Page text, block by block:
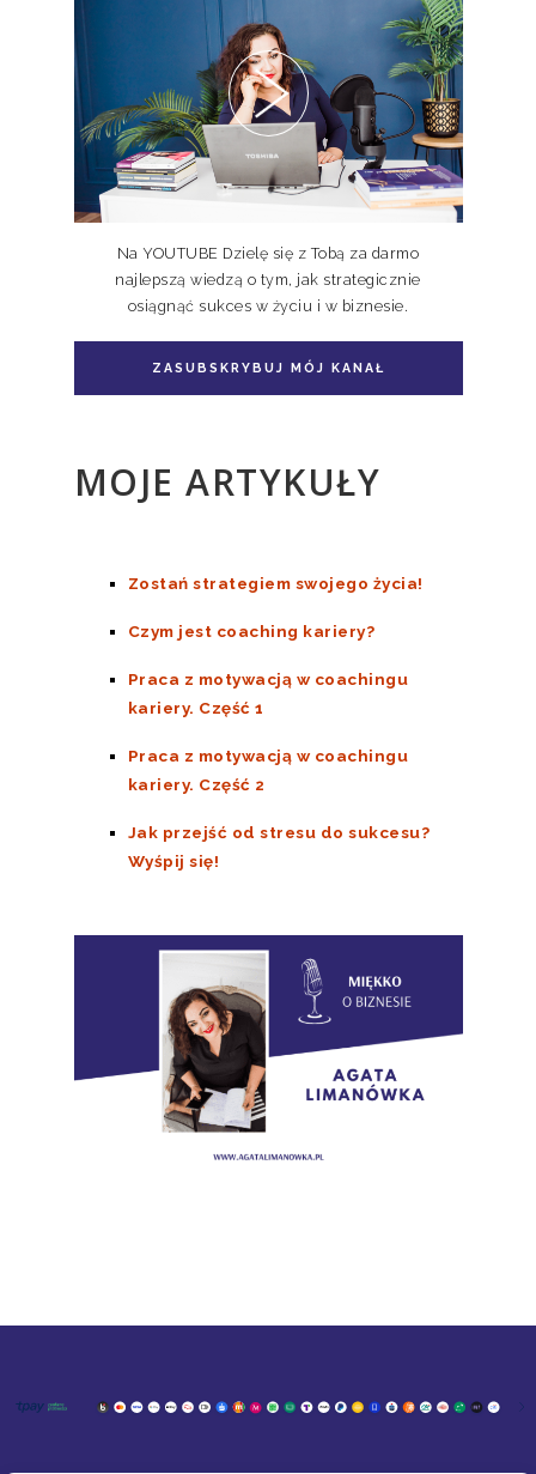
Pakiet 2 książek Doskonale
Niedoskonali TOM I, II
Niedoskonali TOM II
Na YOUTUBE Dzielę się z Tobą za darmo
najlepszą wiedzą o tym, jak strategicznie
osiągnąć sukces w życiu i w biznesie.
ZASUBSKRYBUJ MÓJ KANAŁ
MOJE ARTYKUŁY
Zostań strategiem swojego życia!
Czym jest coaching kariery?
Praca z motywacją w coachingu
kariery. Część 1
Praca z motywacją w coachingu
kariery. Część 2
Jak przejść od stresu do sukcesu?
Wyśpij się!